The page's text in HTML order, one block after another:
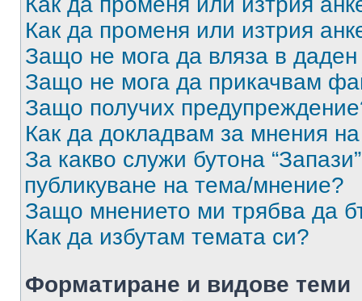
Как да променя или изтрия
Защо не мога да вляза в
Защо не мога да прикачвам
Защо получих
Как да докладвам за мнения
За какво служи бутона
публикуване на тема/мнение?
Защо мнението ми трябва да
Как да избутам темата си?
Форматиране и видове теми